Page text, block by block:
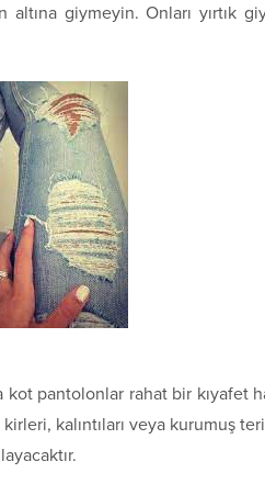
altına giymeyin. Onları yırtık
kot pantolonlar rahat bir kıyafet
kalıntıları veya kurumuş